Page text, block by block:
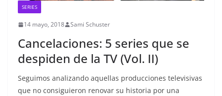
SERIES
14 mayo, 2018 Sami Schuster
Cancelaciones: 5 series que se
despiden de la TV (Vol. II)
Seguimos analizando aquellas producciones televisivas
que no consiguieron renovar su historia por una